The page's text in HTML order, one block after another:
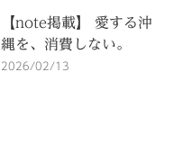
【note掲載】 愛する沖
縄を、消費しない。
2026/02/13